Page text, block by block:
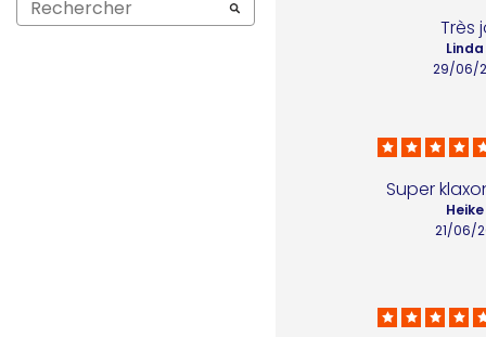
Très
29/06/
Linda
Super
21/06/
Heike